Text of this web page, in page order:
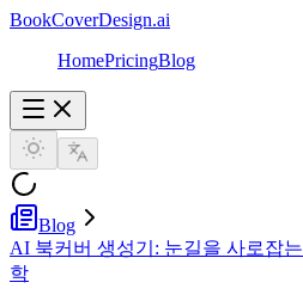
BookCoverDesign.ai
HomePricingBlog
Blog
AI 북커버 생성기: 눈길을 사로잡
학